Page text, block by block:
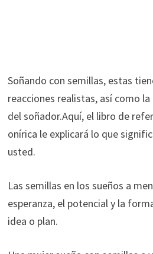
Soñando con semillas, estas
reacciones realistas, así como
del soñador.Aquí, el libro de
onírica le explicará lo que
usted.
Las semillas en los sueños a
esperanza, el potencial y la
idea o plan.